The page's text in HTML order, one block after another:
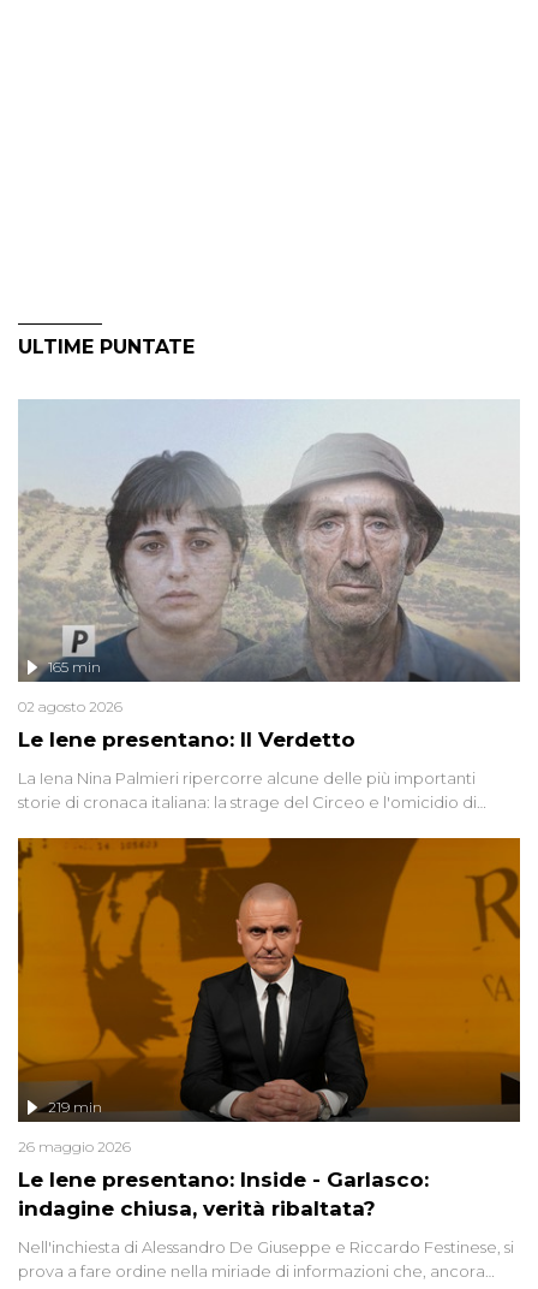
ULTIME PUNTATE
Le Iene presentano: Il Verdetto
165 min
02 agosto 2026
La Iena Nina Palmieri ripercorre alcune delle più importanti
storie di cronaca italiana: la strage del Circeo e l'omicidio di
Le Iene presentano: Inside - Garlasco:
indagine chiusa, verità ribaltata?
219 min
26 maggio 2026
Nell'inchiesta di Alessandro De Giuseppe e Riccardo Festinese, si
prova a fare ordine nella miriade di informazioni che, ancora